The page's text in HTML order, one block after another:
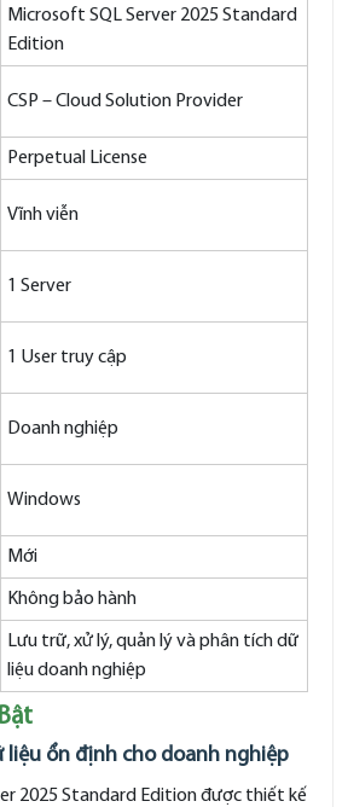
Microsoft SQL Server 2025 Standard
Edition
CSP – Cloud Solution Provider
Perpetual License
Vĩnh viễn
1 Server
1 User truy cập
Doanh nghiệp
Windows
Mới
Không bảo hành
Lưu trữ, xử lý, quản lý và phân tích dữ
liệu doanh nghiệp
liệu ổn định cho doanh nghiệp
2025 Standard Edition được thiết kế